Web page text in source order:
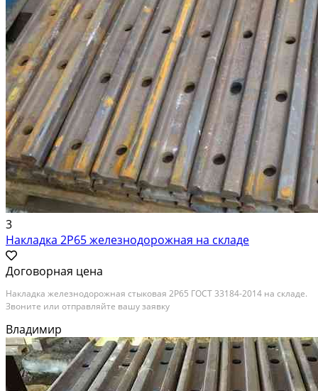
3
Накладка 2Р65 железнодорожная на складе
Договорная цена
Накладка железнодорожная стыковая 2Р65 ГОСТ 33184-2014 на складе.
Звоните или отправляйте вашу заявку
Владимир